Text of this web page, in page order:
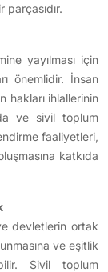
yayılması için
önemlidir. İnsan
hakları ihlallerinin
ve sivil toplum
faaliyetleri,
katkıda
devletlerin ortak
ve eşitlik
Sivil toplum